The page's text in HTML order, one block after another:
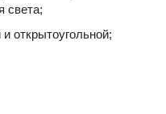
света;
открытоугольной;